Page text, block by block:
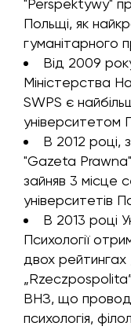
"Perspektywy"
Польщі, як
гуманітарного
Від 2009
Міністерства
SWPS є
університетом
В 2012 році,
"Gazeta
зайняв 3 місце
університетів
В 2013 році
Психології
двох рейтингах
ВНЗ, що
психологія,